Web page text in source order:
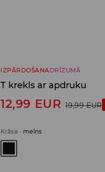
IZPĀRDOŠANADRĪZUMĀ
T krekls ar apdruku
12,99 EUR 19,99 EUR
Krāsa - melns